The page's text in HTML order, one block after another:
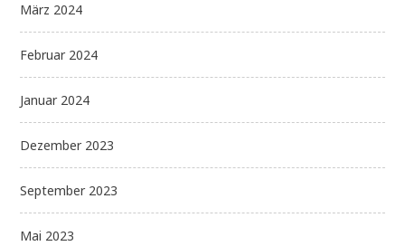
März 2024
Februar 2024
Januar 2024
Dezember 2023
September 2023
Mai 2023